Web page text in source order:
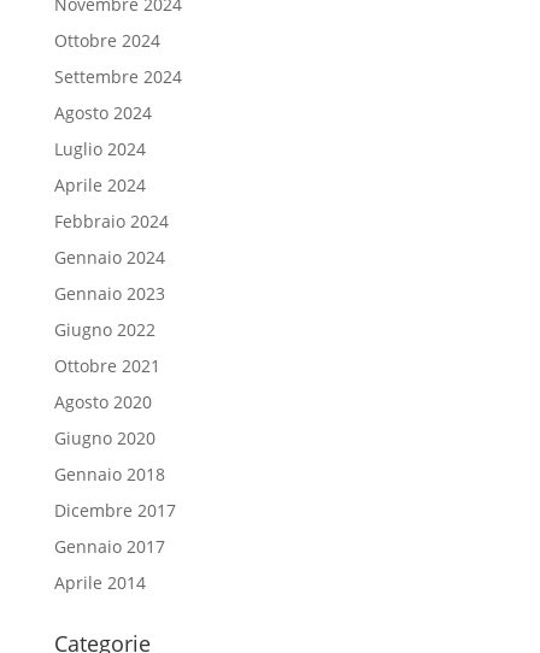
Ottobre 2024
Settembre 2024
Agosto 2024
Luglio 2024
Aprile 2024
Febbraio 2024
Gennaio 2024
Gennaio 2023
Giugno 2022
Ottobre 2021
Agosto 2020
Giugno 2020
Gennaio 2018
Dicembre 2017
Gennaio 2017
Aprile 2014
Categorie